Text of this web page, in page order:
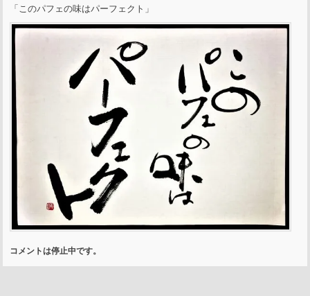
「このパフェの味はパーフェクト」
コメントは停止中です。